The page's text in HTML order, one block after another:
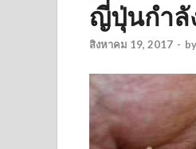
ญี่ปุ่นกำลั
สิงหาคม 19, 2017 - by